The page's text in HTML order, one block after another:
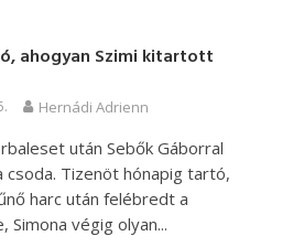
ahogyan Szimi kitartott
Hernádi Adrienn
után Sebők Gáborral
Tizenöt hónapig tartó,
harc után felébredt a
Simona végig olyan...